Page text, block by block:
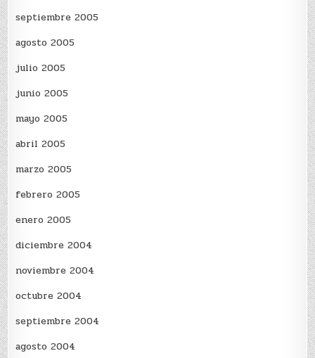
septiembre 2005
agosto 2005
julio 2005
junio 2005
mayo 2005
abril 2005
marzo 2005
febrero 2005
enero 2005
diciembre 2004
noviembre 2004
octubre 2004
septiembre 2004
agosto 2004